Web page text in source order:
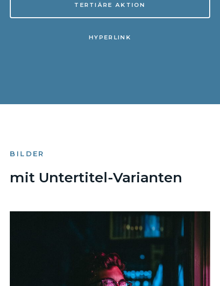
TERTIÄRE AKTION
HYPERLINK
BILDER
mit Untertitel-Varianten